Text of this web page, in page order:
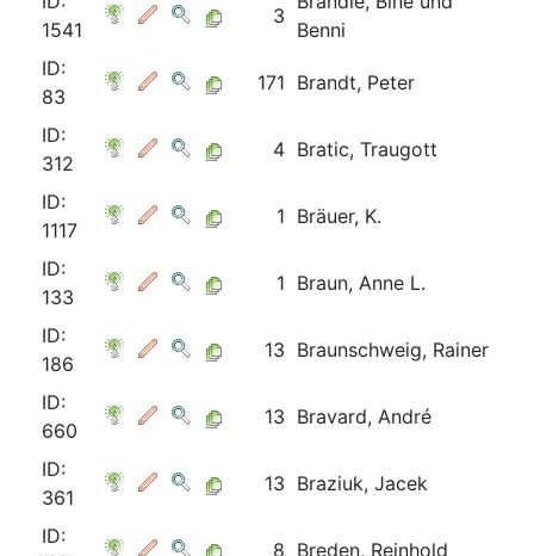
1541
3
Benni
ID:
83
171 Brandt, Peter
ID:
312
4 Bratic, Traugott
ID:
1117
1 Bräuer, K.
ID:
133
1 Braun, Anne L.
ID:
186
13 Braunschweig, Rainer
ID:
660
13 Bravard, André
ID:
361
13 Braziuk, Jacek
ID:
8 Breden, Reinhold